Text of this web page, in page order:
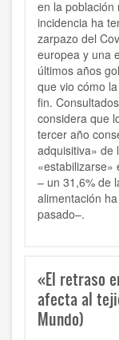
en la población
incidencia ha
zarpazo del
europea y una
últimos años
que vio cómo
fin.
considera que
tercer año
adquisitiva» de
«estabilizarse»
– un 31,6% de
alimentación
pasado–.
«El retraso
afecta al
Mundo)